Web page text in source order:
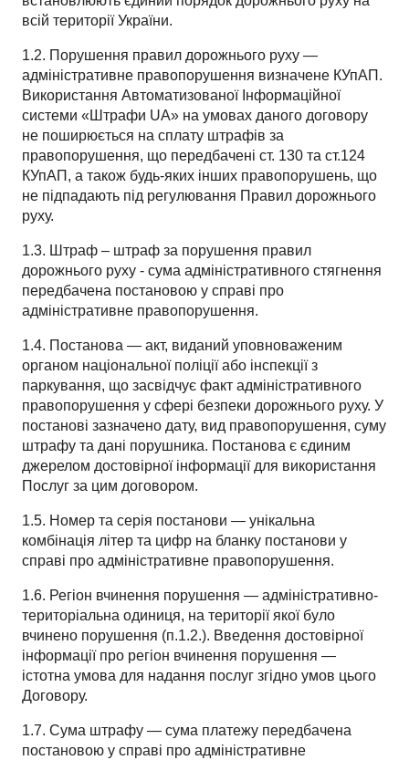
всій території України.
1.2. Порушення правил дорожнього руху —
адміністративне правопорушення визначене КУпАП.
Використання Автоматизованої Інформаційної
системи «Штрафи UA» на умовах даного договору
не поширюється на сплату штрафів за
правопорушення, що передбачені ст. 130 та ст.124
КУпАП, а також будь-яких інших правопорушень, що
не підпадають під регулювання Правил дорожнього
руху.
1.3. Штраф – штраф за порушення правил
дорожнього руху - сума адміністративного стягнення
передбачена постановою у справі про
адміністративне правопорушення.
1.4. Постанова — акт, виданий уповноваженим
органом національної поліції або інспекції з
паркування, що засвідчує факт адміністративного
правопорушення у сфері безпеки дорожнього руху. У
постанові зазначено дату, вид правопорушення, суму
штрафу та дані порушника. Постанова є єдиним
джерелом достовірної інформації для використання
Послуг за цим договором.
1.5. Номер та серія постанови — унікальна
комбінація літер та цифр на бланку постанови у
справі про адміністративне правопорушення.
1.6. Регіон вчинення порушення — адміністративно-
територіальна одиниця, на території якої було
вчинено порушення (п.1.2.). Введення достовірної
інформації про регіон вчинення порушення —
істотна умова для надання послуг згідно умов цього
Договору.
1.7. Сума штрафу — сума платежу передбачена
постановою у справі про адміністративне